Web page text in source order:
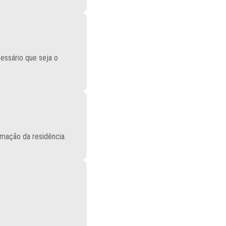
que seja o
da residência.